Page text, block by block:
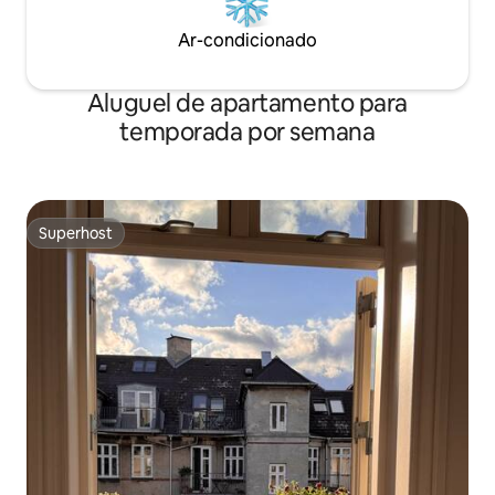
Ar-condicionado
Aluguel de apartamento para
temporada por semana
Superhost
Superhost